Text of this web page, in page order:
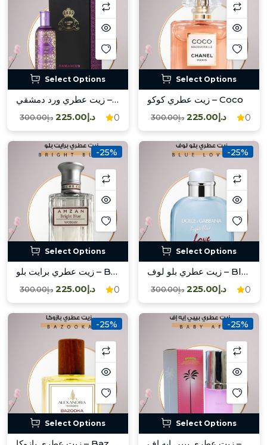
Select Options
زيت عطري ورد دمشقي – Damask Rose Wazir
0 د.إ225.00 د.إ300.00
Select Options
زيت عطري كوكو – Coco
0 د.إ225.00 د.إ300.00
-25%
Select Options
زيت عطري برايت بلو – Bright Blue
0 د.إ225.00 د.إ300.00
-25%
Select Options
زيت عطري بلو لوف – Blue Love
0 د.إ225.00 د.إ300.00
-25%
Select Options
-25%
Select Options